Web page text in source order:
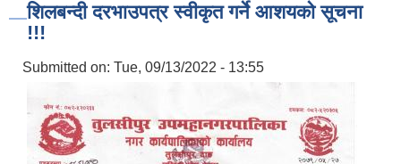
शिलबन्दी दरभाउपत्र स्वीकृत गर्ने आशयको सूचना
!!!
Submitted on: Tue, 09/13/2022 - 13:55